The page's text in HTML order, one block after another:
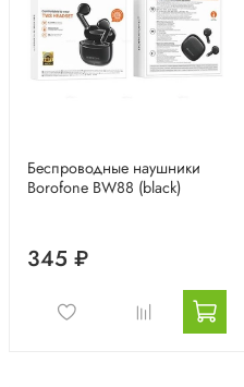
Беспроводные наушники
Borofone BW88 (black)
345 ₽